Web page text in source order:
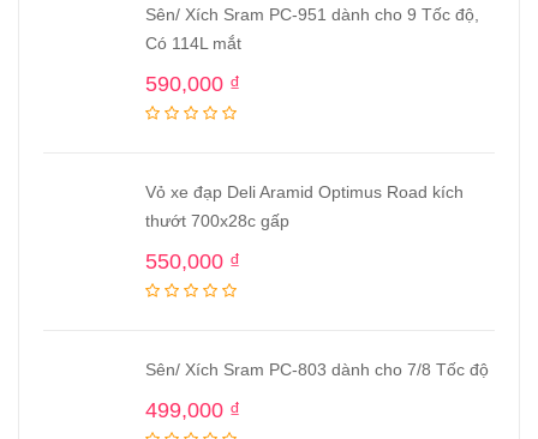
Sên/ Xích Sram PC-951 dành cho 9 Tốc độ,
Có 114L mắt
590,000 ₫
Vỏ xe đạp Deli Aramid Optimus Road kích
thướt 700x28c gấp
550,000 ₫
Sên/ Xích Sram PC-803 dành cho 7/8 Tốc độ
499,000 ₫